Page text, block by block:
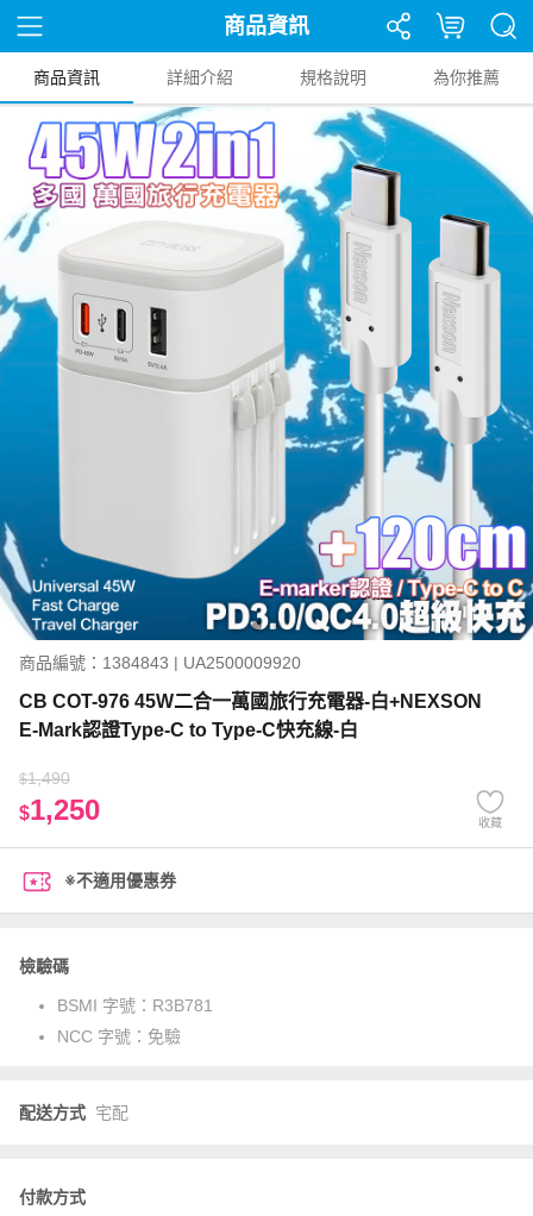
商品資訊
商品資訊 詳細介紹 規格說明 為你推薦
商品編號：1384843 | UA2500009920
CB COT-976 45W二合一萬國旅行充電器-白+NEXSON
E-Mark認證Type-C to Type-C快充線-白
$1,490
$1,250 收藏
※不適用優惠券
檢驗碼
BSMI 字號： R3B781
NCC 字號： 免驗
配送方式 宅配
付款方式